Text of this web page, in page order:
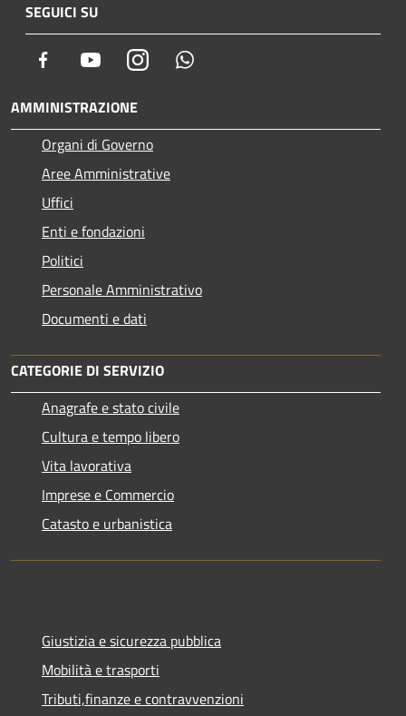
SEGUICI SU
Facebook YoutubeInstagram
AMMINISTRAZIONE
Organi di Governo
Aree Amministrative
Uffici
Enti e fondazioni
Politici
Personale Amministrativo
Documenti e dati
CATEGORIE DI SERVIZIO
Anagrafe e stato civile
Cultura e tempo libero
Vita lavorativa
Imprese e Commercio
Catasto e urbanistica
Giustizia e sicurezza pubblica
Mobilità e trasporti
Tributi,finanze e contravvenzioni